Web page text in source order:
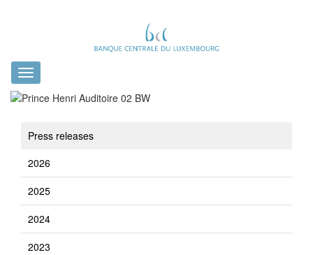
Toggle
navigation
Press releases
2026
2025
2024
2023